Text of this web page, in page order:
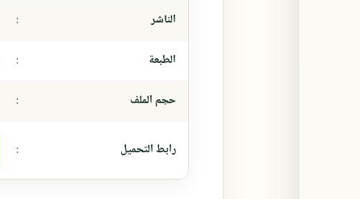
الناشر :
الطبعة :
حجم الملف :
رابط التحميل :